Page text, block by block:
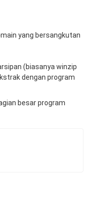
yang bersangkutan
(biasanya winzip
dengan program
besar program